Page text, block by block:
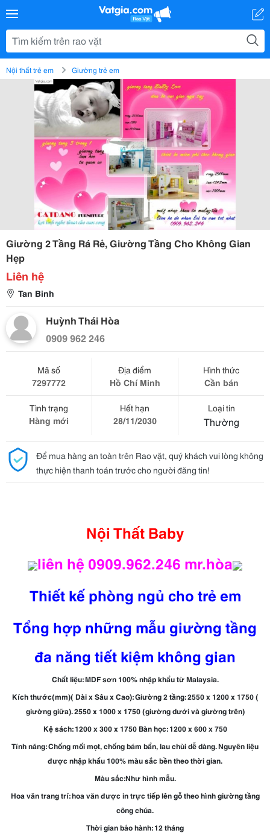
Nội thất trẻ em Giường trẻ em
Giường 2 Tầng Rá Rẻ, Giường Tầng Cho Không Gian
Hẹp
Liên hệ
Tan Binh
Huỳnh Thái Hòa
0909 962 246
Mã số
7297772
Địa điểm
Hồ Chí Minh
Hình thức
Cần bán
Tình trạng
Hàng mới
Hết hạn
28/11/2030
Loại tin
Thường
Để mua hàng an toàn trên Rao vặt, quý khách vui lòng không
thực hiện thanh toán trước cho người đăng tin!
Nội Thất Baby
liên hệ 0909.962.246 mr.hòa
Thiết kế phòng ngủ cho trẻ em
Tổng hợp những mẫu giường tầng
đa năng tiết kiệm không gian
Chất liệu: MDF sơn 100% nhập khẩu từ Malaysia.
Kích thước(mm)( Dài x Sâu x Cao): Giường 2 tầng: 2550 x 1200 x 1750 (
giường giữa). 2550 x 1000 x 1750 (giường dưới và giường trên)
Kệ sách: 1200 x 300 x 1750 Bàn học: 1200 x 600 x 750
Tính năng: Chống mối mọt, chống bám bẩn, lau chùi dễ dàng. Nguyên liệu
được nhập khẩu 100% màu sắc bền theo thời gian.
Màu sắc:Như hình mẫu.
Hoa văn trang trí: hoa văn được in trực tiếp lên gỗ theo hình giường tầng
công chúa.
Thời gian bảo hành: 12 tháng